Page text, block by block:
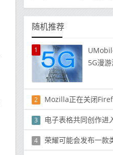
随机推荐
1
5G漫
2 Mozilla正在关闭
3 电子表格共同创作进入Windows
4 荣耀可能会发布一款类似于